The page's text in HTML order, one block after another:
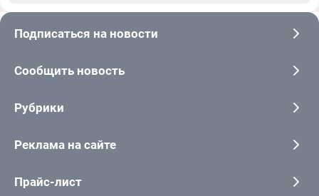
Подписаться на новости
Сообщить новость
Рубрики
Реклама на сайте
Прайс-лист